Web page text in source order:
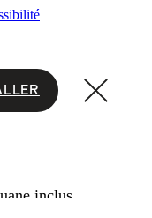
inclus.